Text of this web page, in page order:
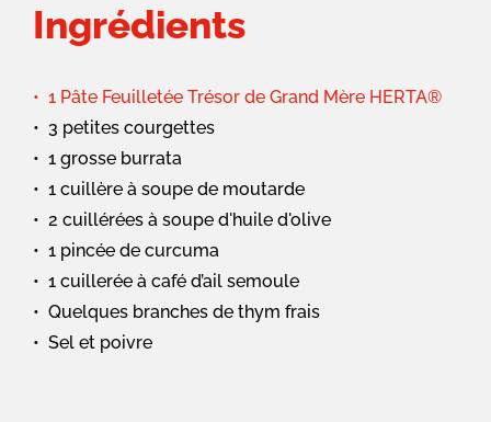
Ingrédients
1 Pâte Feuilletée Trésor de Grand Mère HERTA®
3 petites courgettes
1 grosse burrata
1 cuillère à soupe de moutarde
2 cuillérées à soupe d'huile d'olive
1 pincée de curcuma
1 cuillerée à café d’ail semoule
Quelques branches de thym frais
Sel et poivre